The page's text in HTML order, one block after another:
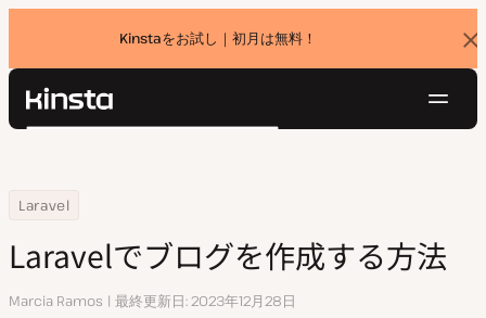
Kinstaをお試し｜初月は無料！
バ
ナ
Kinsta®
ョ
お問い合わせ
検
Home
リソースセンター
Laravel
Laravelでブログを作成する方法
Laravelでブログを作成する方法
執
Marcia Ramos 最終更新日 2023年12月28日